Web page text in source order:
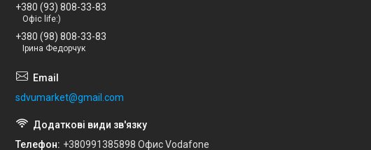
+380 (93) 808-33-83
Офіс life:)
+380 (98) 808-33-83
Ірина Федорчук
sdvumarket@gmail.com
Телефон +380991385898 Офис Vodafone